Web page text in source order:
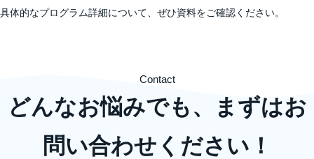
具体的なプログラム詳細について、ぜひ資料をご確認ください。
どんなお悩みでも、まずはお
問い合わせください！
Contact